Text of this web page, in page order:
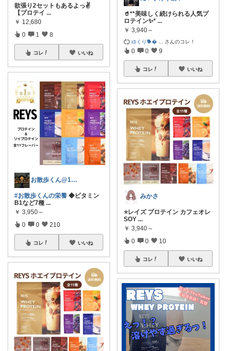
欲張り2セットもあるよっ✌️
【プロテイ ...
￥ 12,680
0 1 8
コレ いいね
お散歩くん@1日1万歩歩く人
#お散歩くんの栄養 ◆ビタミン
B1など7種 ...
￥ 3,950～
0 0 210
コレ いいね
🥤**美味しく続けられる人気プ
ロテイン✨* ...
￥ 3,940～
ゆくり🐕‍ さんのコレ！
0 0 9
コレ いいね
みかさ
⭐️レイズ プロテイン カフェオレ
SOY ...
￥ 3,940～
0 0 10
コレ いいね